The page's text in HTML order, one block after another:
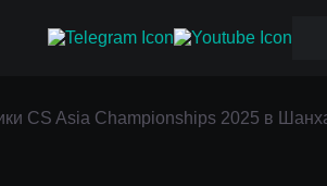
CS Asia Championships 2025 в